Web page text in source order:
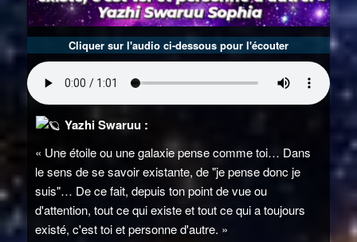
Cliquer sur l'audio ci-dessous pour l'écouter
Yazhi Swaruu :
« Une étoile ou une galaxie pense comme toi… Dans
le sens de se savoir existante, de "je pense donc je
suis"… De ce fait, depuis ton point de vue ou
d'attention, tout ce qui existe et tout ce qui a toujours
existé, c'est toi et personne d'autre. »